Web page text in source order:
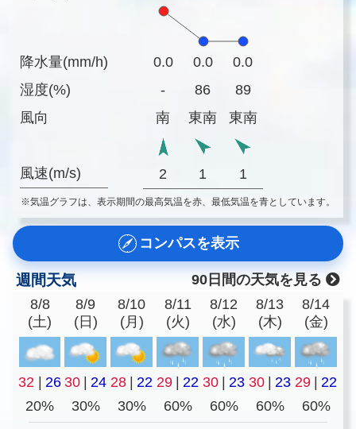
降水量(mm/h)
湿度(%)
風向
風速(m/s)
0.0 0.0
0.0
-
86
89
南
東南 東南
2 1 1
※気温グラフは、表示期間の最高気温を赤、最低気温を青としています。
コンパスを表示
週間天気
90日間の天気を見る
8/8
(土)
8/9
(日)
8/10
(月)
8/11
(火)
8/12
(水)
8/13
(木)
8/14
(金)
32 | 26 30 | 24 28 | 22 29 | 22 30 | 23 30 | 23 29 | 22
20%
30% 30% 60% 60% 60% 60%